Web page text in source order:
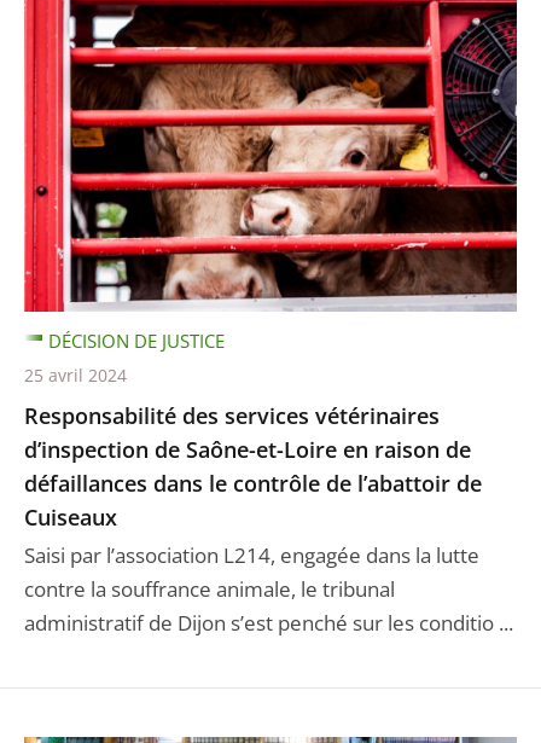
Responsabilité des services vétérinaires
d’inspection de Saône-et-Loire en raison de
défaillances dans le contrôle de l’abattoir de
Cuiseaux
Saisi par l’association L214, engagée dans la lutte
contre la souffrance animale, le tribunal
administratif de Dijon s’est penché sur les conditio ...
DÉCISION DE JUSTICE
25 avril 2024